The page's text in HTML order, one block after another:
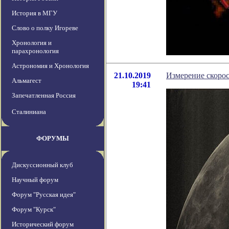
История в МГУ
Слово о полку Игореве
Хронология и
парахронология
Астрономия и Хронология
Альмагест
Запечатленная Россия
Сталиниана
ФОРУМЫ
Дискуссионный клуб
Научный форум
Форум "Русская идея"
Форум "Курск"
Исторический форум
21.10.2019
19:41
Измерение